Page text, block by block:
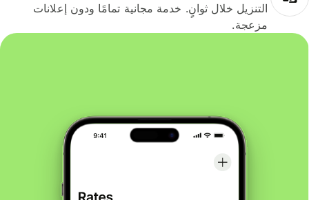
التنزيل خلال ثوانٍ. خدمة مجانية تمامًا ودون إعلانات
مزعجة.